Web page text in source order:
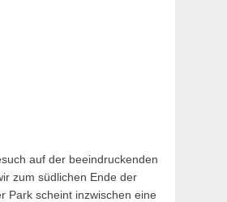
auf der beeindruckenden
zum südlichen Ende der
Park scheint inzwischen eine